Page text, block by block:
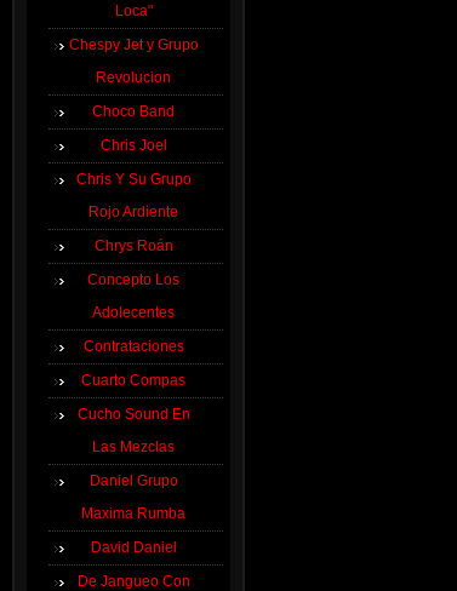
Loca"
Chespy Jet y Grupo
Revolucion
Choco Band
Chris Joel
Chris Y Su Grupo
Rojo Ardiente
Chrys Roán
Concepto Los
Adolecentes
Contrataciones
Cuarto Compas
Cucho Sound En
Las Mezclas
Daniel Grupo
Maxima Rumba
David Daniel
De Jangueo Con